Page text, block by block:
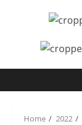
Home 2022